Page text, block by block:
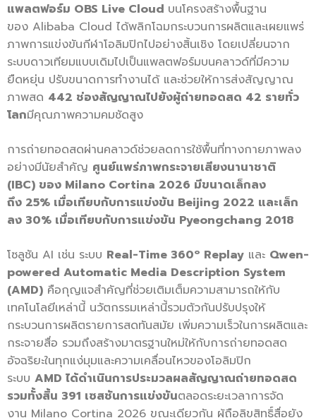
แพลตฟอร์ม OBS Live Cloud บนโครงสร้างพื้นฐาน
ของ Alibaba Cloud ได้พลิกโฉมกระบวนการผลิตและเผยแพร่
ภาพการแข่งขันกีฬาโอลิมปิกไปอย่างสิ้นเชิง โดยเปลี่ยนจาก
ระบบดาวเทียมแบบเดิมไปเป็นแพลตฟอร์มบนคลาวด์ที่มีความ
ยืดหยุ่น ปรับขนาดการทำงานได้ และช่วยให้การส่งสัญญาณ
ภาพสด 442 ช่องสัญญาณไปยังผู้ถ่ายทอดสด 42 รายทั่ว
โลกมีคุณภาพความคมชัดสูง
การถ่ายทอดสดผ่านคลาวด์ช่วยลดการใช้พื้นที่ทางกายภาพลง
อย่างมีนัยสำคัญ ศูนย์แพร่ภาพกระจายเสียงนานาชาติ
(IBC) ของ Milano Cortina 2026 มีขนาดเล็กลง
ถึง 25% เมื่อเทียบกับการแข่งขัน Beijing 2022 และเล็ก
ลง 30% เมื่อเทียบกับการแข่งขัน Pyeongchang 2018
โซลูชัน AI เช่น ระบบ Real-Time 360º Replay และ Qwen-
powered Automatic Media Description System
(AMD) คือกุญแจสำคัญที่ช่วยเติมเต็มความสามารถให้กับ
เทคโนโลยีเหล่านี้ นวัตกรรมเหล่านี้รวมตัวกันปรับปรุงให้
กระบวนการผลิตรายการสดทันสมัย เพิ่มความเร็วในการผลิตและ
กระจายสื่อ รวมถึงสร้างมาตรฐานใหม่ให้กับการถ่ายทอดสด
อัจฉริยะในทุกแง่มุมและความเคลื่อนไหวของโอลิมปิก
ระบบ AMD ได้ดำเนินการประมวลผลสัญญาณถ่ายทอดสด
รวมทั้งสิ้น 391 เซสชันการแข่งขันตลอดระยะเวลาการจัด
งาน Milano Cortina 2026 ขณะเดียวกัน ผู้ถือลิขสิทธิ์สื่อยัง